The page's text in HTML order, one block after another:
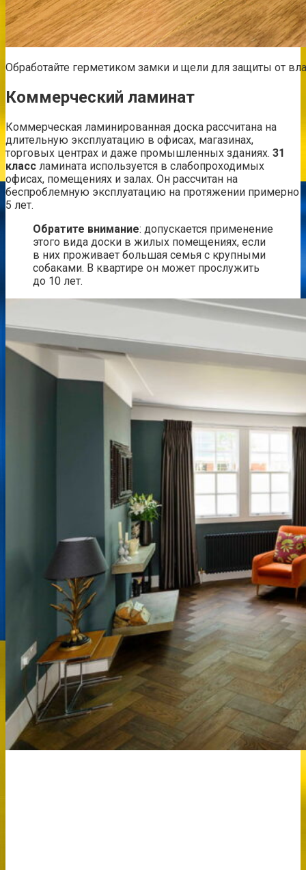
Обработайте герметиком замки и щели для защиты от
Коммерческий ламинат
Коммерческая ламинированная доска рассчитана на
длительную эксплуатацию в офисах, магазинах,
торговых центрах и даже промышленных зданиях. 31
класс ламината используется в слабопроходимых
офисах, помещениях и залах. Он рассчитан на
беспроблемную эксплуатацию на протяжении примерно
5 лет.
Обратите внимание: допускается применение
этого вида доски в жилых помещениях, если
в них проживает большая семья с крупными
собаками. В квартире он может прослужить
до 10 лет.